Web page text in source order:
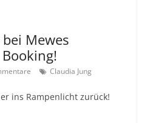
Mewes
Claudia Jung
ins Rampenlicht zurück!